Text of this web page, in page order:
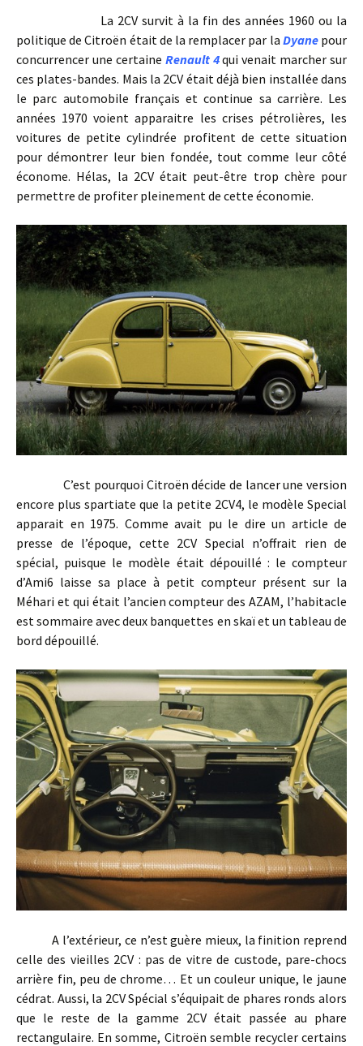
La 2CV survit à la fin des années 1960 ou la
politique de Citroën était de la remplacer par la Dyanepour
concurrencer une certaine Renault 4qui venait marcher sur
ces plates-bandes. Mais la 2CV était déjà bien installée dans
le parc automobile français et continue sa carrière. Les
années 1970 voient apparaitre les crises pétrolières, les
voitures de petite cylindrée profitent de cette situation
pour démontrer leur bien fondée, tout comme leur côté
économe. Hélas, la 2CV était peut-être trop chère pour
permettre de profiter pleinement de cette économie.
C’est pourquoi Citroën décide de lancer une version
encore plus spartiate que la petite 2CV4, le modèle Special
apparait en 1975. Comme avait pu le dire un article de
presse de l’époque, cette 2CV Special n’offrait rien de
spécial, puisque le modèle était dépouillé : le compteur
d’Ami6 laisse sa place à petit compteur présent sur la
Méhari et qui était l’ancien compteur des AZAM, l’habitacle
est sommaire avec deux banquettes en skaï et un tableau de
bord dépouillé.
A l’extérieur, ce n’est guère mieux, la finition reprend
celle des vieilles 2CV : pas de vitre de custode, pare-chocs
arrière fin, peu de chrome… Et un couleur unique, le jaune
cédrat. Aussi, la 2CV Spécial s’équipait de phares ronds alors
que le reste de la gamme 2CV était passée au phare
rectangulaire. En somme, Citroën semble recycler certains